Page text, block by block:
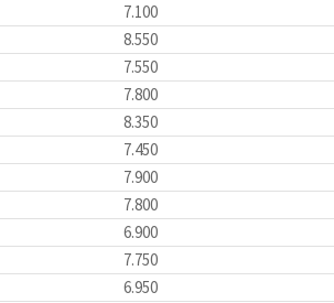
7.100
8.550
7.550
7.800
8.350
7.450
7.900
7.800
6.900
7.750
6.950